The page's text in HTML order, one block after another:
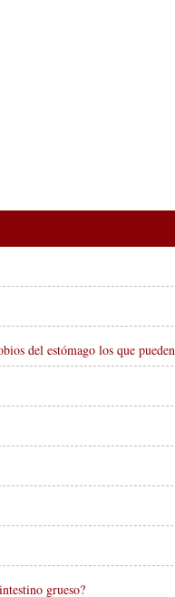
del estómago los que
grueso?